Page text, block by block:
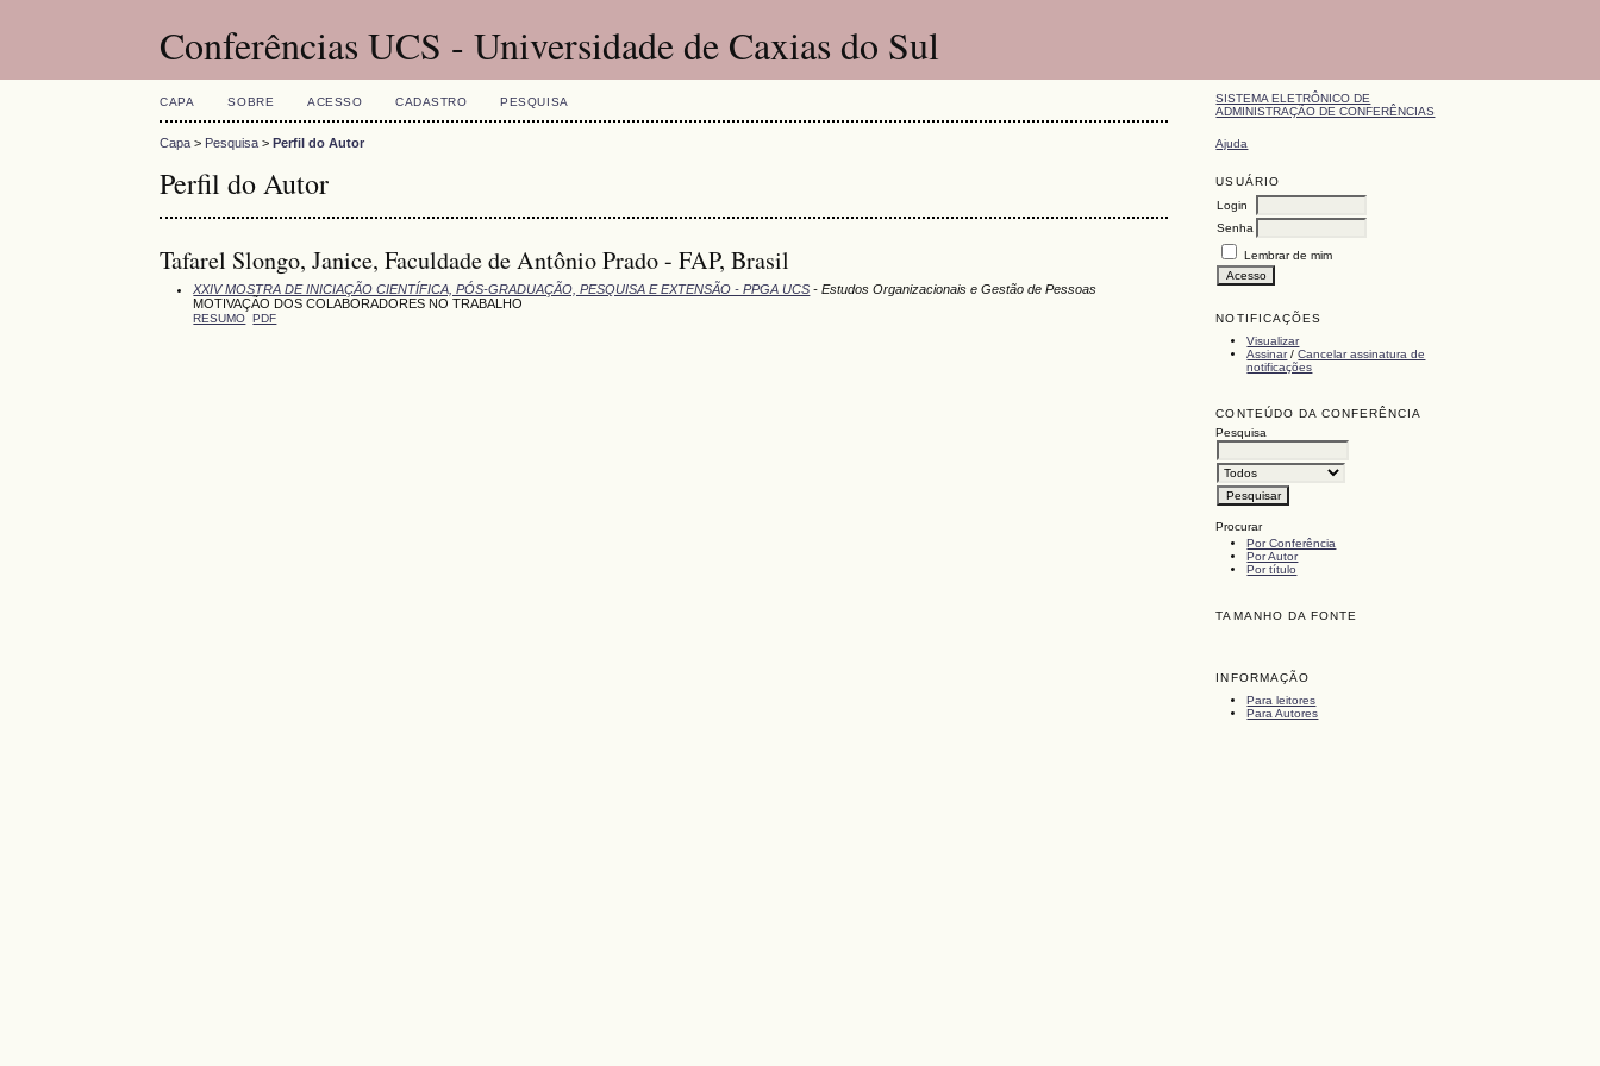
Conferências UCS - Universidade de Caxias do Sul
SISTEMA ELETRÔNICO DE
ADMINISTRAÇÃO DE CONFERÊNCIAS
Ajuda
USUÁRIO
Login
Senha
Lembrar de mim
NOTIFICAÇÕES
Visualizar
Assinar/Cancelar assinatura de
notificações
CONTEÚDO DA CONFERÊNCIA
Pesquisa
Procurar
Por Conferência
Por Autor
Por título
TAMANHO DA FONTE
INFORMAÇÃO
Para leitores
Para Autores
CAPA SOBRE ACESSO CADASTRO PESQUISA
Capa > Pesquisa >Perfil do Autor
Perfil do Autor
Tafarel Slongo, Janice, Faculdade de Antônio Prado - FAP, Brasil
XXIV MOSTRA DE INICIAÇÃO CIENTÍFICA, PÓS-GRADUAÇÃO, PESQUISA E EXTENSÃO - PPGA UCS - Estudos Organizacionais e Gestão de Pessoas
MOTIVAÇÃO DOS COLABORADORES NO TRABALHO
RESUMO PDF